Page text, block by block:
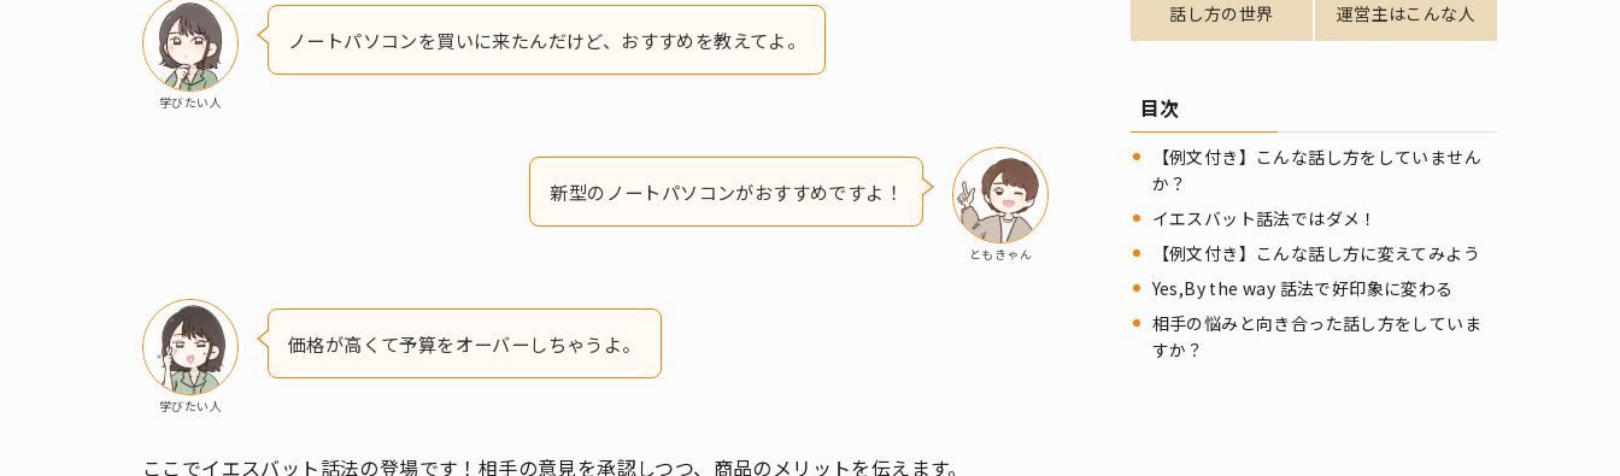
学びたい人
ノートパソコンを買いに来たんだけど、おすすめを教えてよ。
ともきゃん
新型のノートパソコンがおすすめですよ！
学びたい人
価格が高くて予算をオーバーしちゃうよ。
ここでイエスバット話法の登場です！相手の意見を承認しつつ、商品のメリットを伝えます。
話し方の世界 運営主はこんな人
目次
【例文付き】こんな話し方をしていません
か？
イエスバット話法ではダメ！
【例文付き】こんな話し方に変えてみよう
Yes,By the way 話法で好印象に変わる
相手の悩みと向き合った話し方をしていま
すか？